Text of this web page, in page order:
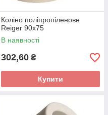
Коліно поліпропіленове
Reiger 90х75
В наявності
302,60 ₴
Купити